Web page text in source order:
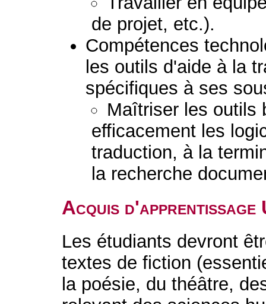
de projet, etc.).
Compétences
les outils d'aide à la
spécifiques à ses
Maîtriser les outils
efficacement les
traduction, à la
la recherche
Acquis d'apprentissage
Les étudiants devront
textes de fiction
la poésie, du théâtre,